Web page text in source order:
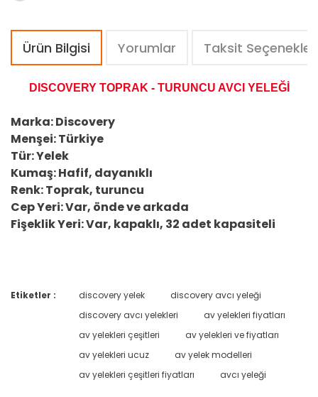
Ürün Bilgisi Yorumlar Taksit Seçenekleri
DISCOVERY TOPRAK - TURUNCU AVCI YELEĞİ
Marka: Discovery
Menşei: Türkiye
Tür: Yelek
Kumaş: Hafif, dayanıklı
Renk: Toprak, turuncu
Cep Yeri: Var, önde ve arkada
Fişeklik Yeri: Var, kapaklı, 32 adet kapasiteli
Yorum Yaz
Etiketler : discovery yelek
discovery avcı yeleği
discovery avcı yelekleri
av yelekleri fiyatları
av yelekleri çeşitleri
av yelekleri ve fiyatları
av yelekleri ucuz
av yelek modelleri
av yelekleri çeşitleri fiyatları
avcı yeleği